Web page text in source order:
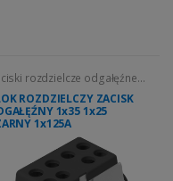
rozdzielcze odgałęźne
ROZDZIELCZY ZACISK
1x35 1x25
1x125A